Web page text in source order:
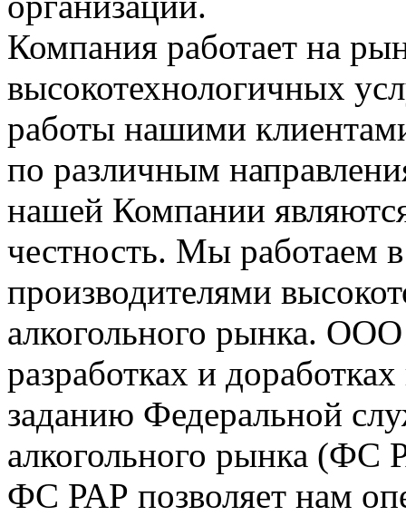
Компания работает на
высокотехнологичных
работы нашими
по различным
нашей Компании
честность. Мы работаем
производителями
алкогольного рынка. ООО
разработках и
заданию Федеральной
алкогольного рынка (ФС
ФС РАР позволяет нам